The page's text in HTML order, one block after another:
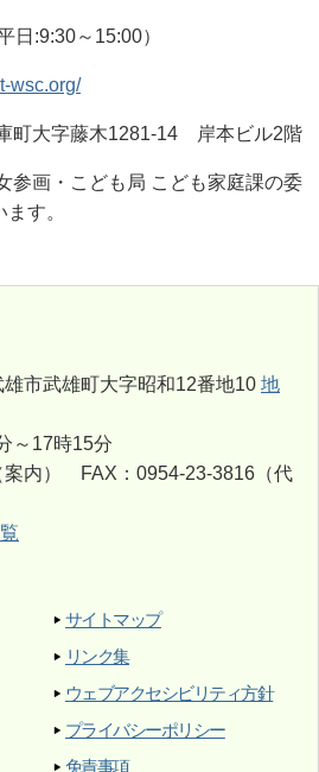
日:9:30～15:00）
wsc.org/
町大字藤木1281-14 岸本ビル2階
参画・こども局 こども家庭課の委
す。
市武雄町大字昭和12番地10 地
～17時15分
案内） FAX：0954-23-3816（代
サイトマップ
リンク集
ウェブアクセシビリティ方針
プライバシーポリシー
免責事項